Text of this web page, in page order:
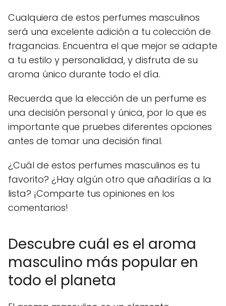
Cualquiera de estos perfumes masculinos
será una excelente adición a tu colección de
fragancias. Encuentra el que mejor se adapte
a tu estilo y personalidad, y disfruta de su
aroma único durante todo el día.
Recuerda que la elección de un perfume es
una decisión personal y única, por lo que es
importante que pruebes diferentes opciones
antes de tomar una decisión final.
¿Cuál de estos perfumes masculinos es tu
favorito? ¿Hay algún otro que añadirías a la
lista? ¡Comparte tus opiniones en los
comentarios!
Descubre cuál es el aroma
masculino más popular en
todo el planeta